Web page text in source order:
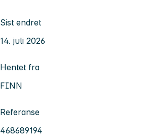
Sist endret
14. juli 2026
Hentet fra
FINN
Referanse
468689194